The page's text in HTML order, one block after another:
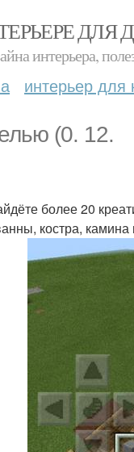
ДЛЯ
интерьера,
интерьер для
(0. 12.
более 20
костра,